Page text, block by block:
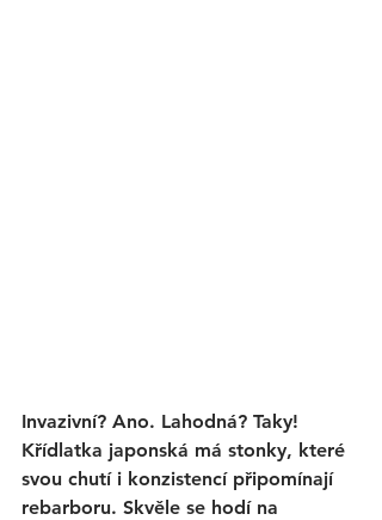
Invazivní? Ano. Lahodná? Taky!
Křídlatka japonská má stonky, které
svou chutí i konzistencí připomínají
rebarboru. Skvěle se hodí na